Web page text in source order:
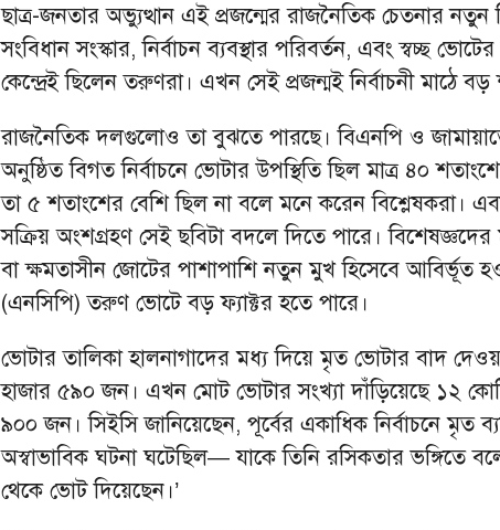
ছাত্র-জনতার অভ্যুত্থান এই প্রজন্মের রাজনৈতিক চেতনার নতুন
সংবিধান সংস্কার, নির্বাচন ব্যবস্থার পরিবর্তন, এবং স্বচ্ছ
কেন্দ্রেই ছিলেন তরুণরা। এখন সেই প্রজন্মই নির্বাচনী মাঠে
রাজনৈতিক দলগুলোও তা বুঝতে পারছে। বিএনপি ও
অনুষ্ঠিত বিগত নির্বাচনে ভোটার উপস্থিতি ছিল মাত্র ৪০
তা ৫ শতাংশের বেশি ছিল না বলে মনে করেন বিশ্লেষকরা।
সক্রিয় অংশগ্রহণ সেই ছবিটা বদলে দিতে পারে।
বা ক্ষমতাসীন জোটের পাশাপাশি নতুন মুখ হিসেবে আবির্ভূত
(এনসিপি) তরুণ ভোটে বড় ফ্যাক্টর হতে পারে।
ভোটার তালিকা হালনাগাদের মধ্য দিয়ে মৃত ভোটার বাদ
হাজার ৫৯০ জন। এখন মোট ভোটার সংখ্যা দাঁড়িয়েছে ১২
৯০০ জন। সিইসি জানিয়েছেন, পূর্বের একাধিক নির্বাচনে মৃত
অস্বাভাবিক ঘটনা ঘটেছিল— যাকে তিনি রসিকতার ভঙ্গিতে
থেকে ভোট দিয়েছেন।’